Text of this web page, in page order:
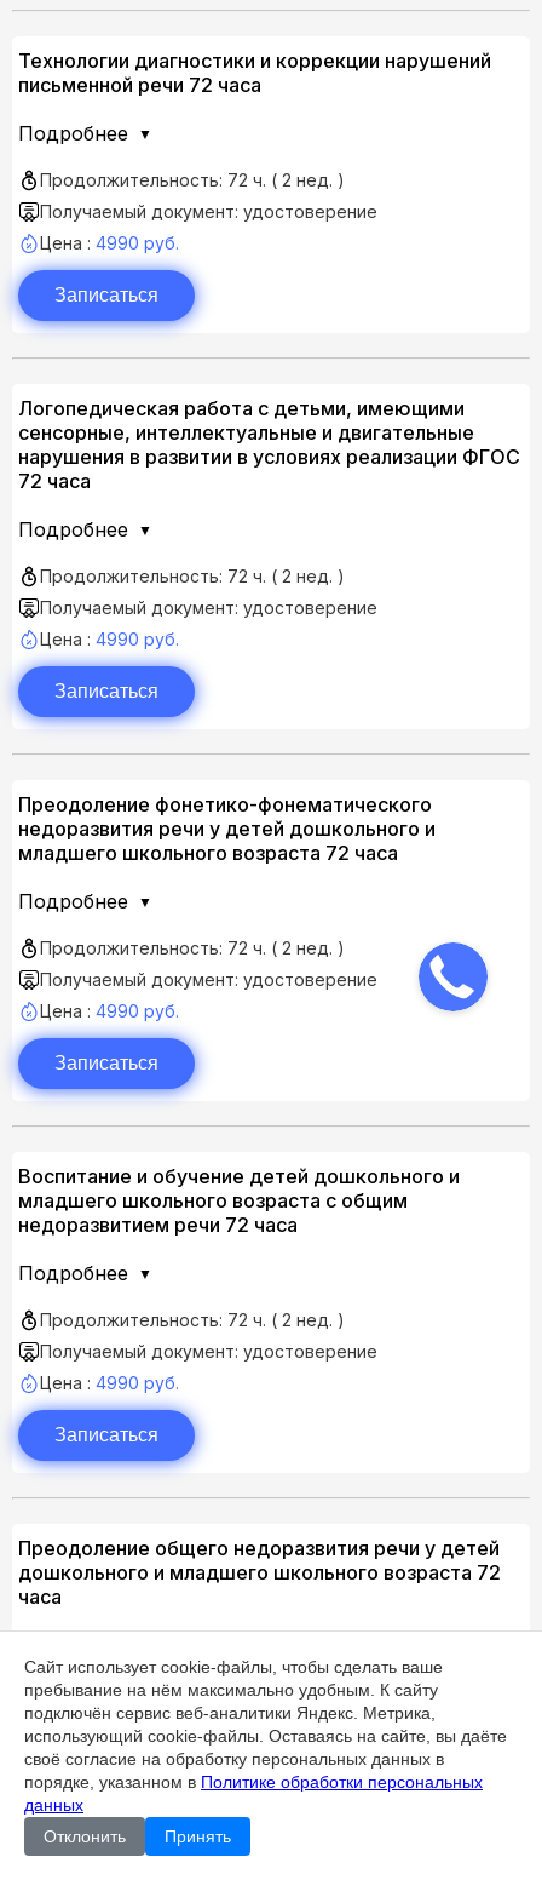
Технологии диагностики и коррекции нарушений
письменной речи 72 часа
Подробнее
Продолжительность: 72 ч. ( 2 нед. )
Получаемый документ: удостоверение
Цена : 4990 руб.
Записаться
Логопедическая работа с детьми, имеющими
сенсорные, интеллектуальные и двигательные
нарушения в развитии в условиях реализации ФГОС
72 часа
Подробнее
Продолжительность: 72 ч. ( 2 нед. )
Получаемый документ: удостоверение
Цена : 4990 руб.
Записаться
Преодоление фонетико-фонематического
недоразвития речи у детей дошкольного и
младшего школьного возраста 72 часа
Подробнее
Продолжительность: 72 ч. ( 2 нед. )
Получаемый документ: удостоверение
Цена : 4990 руб.
Записаться
Воспитание и обучение детей дошкольного и
младшего школьного возраста с общим
недоразвитием речи 72 часа
Подробнее
Продолжительность: 72 ч. ( 2 нед. )
Получаемый документ: удостоверение
Цена : 4990 руб.
Записаться
Преодоление общего недоразвития речи у детей
дошкольного и младшего школьного возраста 72
часа
Продолжительность: 72 ч. ( 2 нед. )
Получаемый документ: удостоверение
Цена :4990 руб.
Записаться
Сайт использует cookie-файлы, чтобы сделать ваше
пребывание на нём максимально удобным. К cайту
подключён сервис веб-аналитики Яндекс. Метрика,
использующий cookie-файлы. Оставаясь на сайте, вы даёте
своё согласие на обработку персональных данных в
порядке, указанном в Политике обработки персональных
данных
Отклонить
Принять